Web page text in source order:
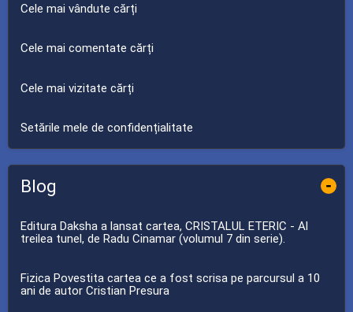
Cele mai vândute cărți
Cele mai comentate cărți
Cele mai vizitate cărți
Setările mele de confidențialitate
Blog -
Editura Daksha a lansat cartea, CRISTALUL ETERIC - Al
treilea tunel, de Radu Cinamar (volumul 7 din serie).
Fizica Povestita cartea ce a fost scrisa pe parcursul a 10
ani de autor Cristian Presura